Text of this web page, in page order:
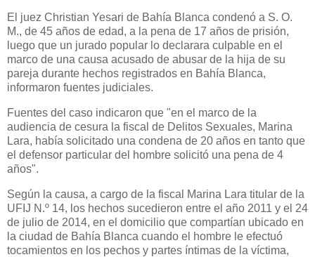
El juez Christian Yesari de Bahía Blanca condenó a S. O.
M., de 45 años de edad, a la pena de 17 años de prisión,
luego que un jurado popular lo declarara culpable en el
marco de una causa acusado de abusar de la hija de su
pareja durante hechos registrados en Bahía Blanca,
informaron fuentes judiciales.
Fuentes del caso indicaron que "en el marco de la
audiencia de cesura la fiscal de Delitos Sexuales, Marina
Lara, había solicitado una condena de 20 años en tanto que
el defensor particular del hombre solicitó una pena de 4
años".
Según la causa, a cargo de la fiscal Marina Lara titular de la
UFIJ N.º 14, los hechos sucedieron entre el año 2011 y el 24
de julio de 2014, en el domicilio que compartían ubicado en
la ciudad de Bahía Blanca cuando el hombre le efectuó
tocamientos en los pechos y partes íntimas de la víctima,